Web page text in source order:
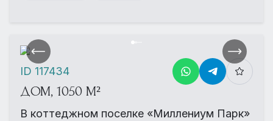
ДОМ, 1050 М²
В коттеджном поселке «Миллениум Парк»
ID 117434